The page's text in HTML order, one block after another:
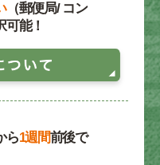
（郵便局/ コン
可能！
ら1週間前後で